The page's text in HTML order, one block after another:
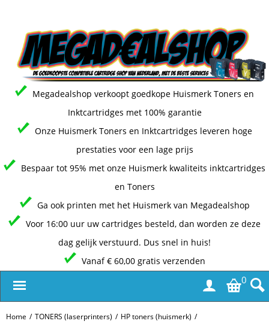
Megadealshop verkoopt goedkope Huismerk Toners en
Inktcartridges met 100% garantie
Onze Huismerk Toners en Inktcartridges leveren hoge
prestaties voor een lage prijs
Bespaar tot 95% met onze Huismerk kwaliteits inktcartridges
en Toners
Ga ook printen met het Huismerk van Megadealshop
Voor 16:00 uur uw cartridges besteld, dan worden ze deze
dag gelijk verstuurd. Dus snel in huis!
Vanaf € 60,00 gratis verzenden
0
Home / TONERS (laserprinters) / HP toners (huismerk) /